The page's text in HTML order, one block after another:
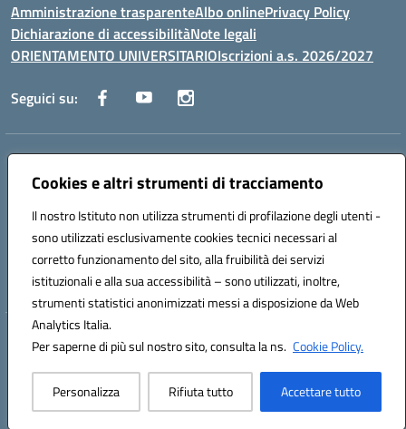
Cookies e altri strumenti di tracciamento
Il nostro Istituto non utilizza strumenti di profilazione degli utenti -
sono utilizzati esclusivamente cookies tecnici necessari al
corretto funzionamento del sito, alla fruibilità dei servizi
istituzionali e alla sua accessibilità – sono utilizzati, inoltre,
strumenti statistici anonimizzati messi a disposizione da Web
Analytics Italia.
Per saperne di più sul nostro sito, consulta la ns. Cookie Policy.
Personalizza Rifiuta tutto Accettare tutto
Amministrazione trasparenteAlbo onlinePrivacy Policy
Dichiarazione di accessibilitàNote legali
ORIENTAMENTO UNIVERSITARIOIscrizioni a.s. 2026/2027
Seguici su:
Indirizzo:
Centralino:0882 331218 Email:fgps210002@istruzione.it
Codice fiscale: 93071630714
Codice meccanografico:
FGPS210002
Codice unico di fatturazione (CUF): UF7W9K
Hosting & Powered by 3D Solution S.r.l.
Concept & Design by Designers Italia